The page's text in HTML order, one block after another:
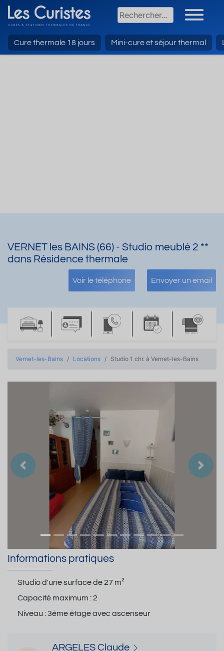
Cure thermale 18 jours Mini-cure et séjour thermal
VERNET les BAINS (66) - Studio meublé 2 **
dans Résidence thermale
Voir le téléphone Envoyer un email
Vernet-les-Bains Locations Studio 1 chr. à Vernet-les-Bains
Précedent
Informations pratiques
Studio d'une surface de27 m²
Capacité maximum :2
Niveau :3ème étage avec ascenseur
ARGELES Claude